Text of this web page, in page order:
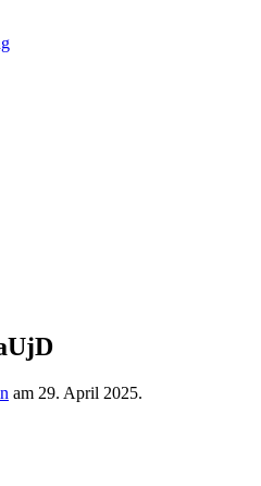
am 29. April 2025.